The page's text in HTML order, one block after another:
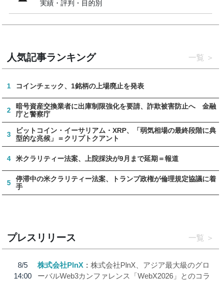
実績・評判・目的別
人気記事ランキング 一覧
1 コインチェック、1銘柄の上場廃止を発表
2
暗号資産交換業者に出庫制限強化を要請、詐欺被害防止へ 金融
庁と警察庁
3
ビットコイン・イーサリアム・XRP、「弱気相場の最終段階に典
型的な兆候」＝クリプトクアント
4 米クラリティー法案、上院採決が9月まで延期＝報道
5
停滞中の米クラリティー法案、トランプ政権が倫理規定協議に着
手
プレスリリース 一覧
8/5
14:00
株式会社PlnX
株式会社PlnX、アジア最大級のグロ
ーバルWeb3カンファレンス「WebX2026」とのコラ